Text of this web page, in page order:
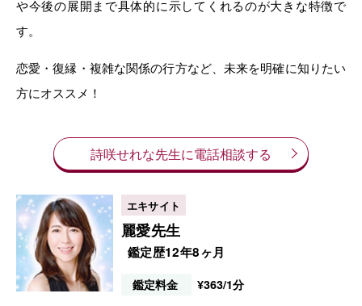
や今後の展開まで具体的に示してくれるのが大きな特徴で
す。
恋愛・復縁・複雑な関係の行方など、未来を明確に知りたい
方にオススメ！
詩咲せれな先生に電話相談する
麗愛先生
鑑定歴12年8ヶ月
鑑定料金 ¥363/1分